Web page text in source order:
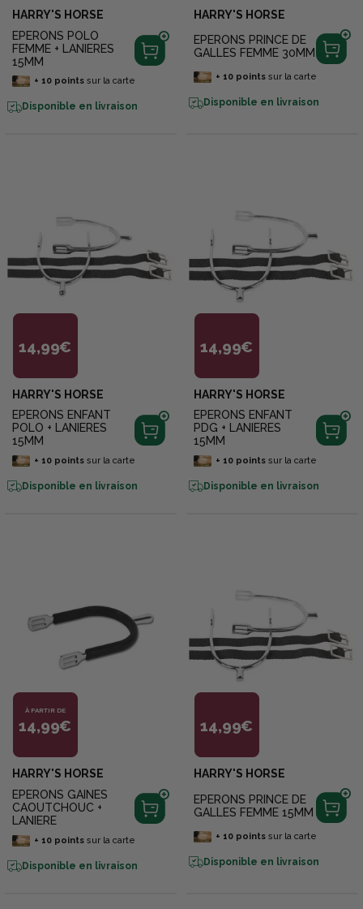
HARRY'S HORSE
EPERONS POLO
FEMME + LANIERES
15MM
+ 10pointssur la carte
Disponible en livraison
HARRY'S HORSE
EPERONS PRINCE DE
GALLES FEMME 30MM
+ 10pointssur la carte
Disponible en livraison
14,99€
HARRY'S HORSE
EPERONS ENFANT
POLO + LANIERES
15MM
+ 10pointssur la carte
Disponible en livraison
14,99€
HARRY'S HORSE
EPERONS ENFANT
PDG + LANIERES
15MM
+ 10pointssur la carte
Disponible en livraison
À PARTIR DE
14,99€
HARRY'S HORSE
EPERONS GAINES
CAOUTCHOUC +
LANIERE
+ 10pointssur la carte
Disponible en livraison
14,99€
HARRY'S HORSE
EPERONS PRINCE DE
GALLES FEMME 15MM
+ 10pointssur la carte
Disponible en livraison